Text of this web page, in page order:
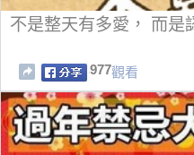
不是整天有多愛， 而是
977觀看